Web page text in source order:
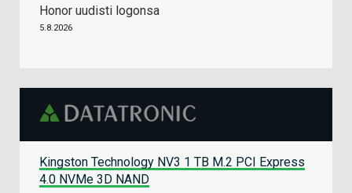
Honor uudisti logonsa
5.8.2026
Kingston Technology NV3 1 TB M.2 PCI Express
4.0 NVMe 3D NAND